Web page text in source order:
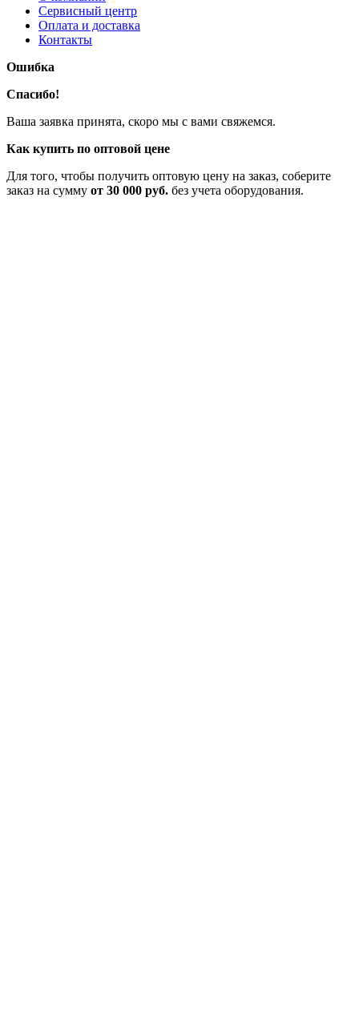
Сервисный центр
Оплата и доставка
Контакты
Ошибка
Спасибо!
Ваша заявка принята, скоро мы с вами свяжемся.
Как купить по оптовой цене
Для того, чтобы получить оптовую цену на заказ, соберите
заказ на сумму от 30 000 руб. без учета оборудования.